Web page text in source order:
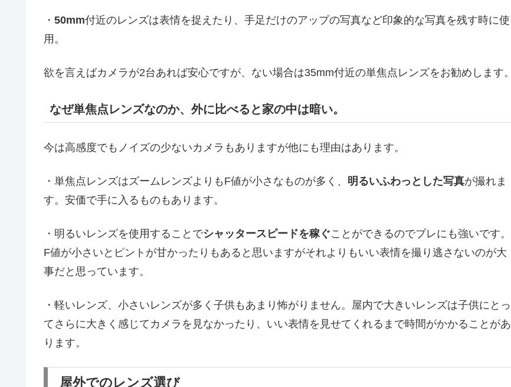
・ 50mm付近のレンズは表情を捉えたり、手足だけのアップの写真など印象的な写真を残す時に使
用。
欲を言えばカメラが2台あれば安心ですが、ない場合は35mm付近の単焦点レンズをお勧めします。
なぜ単焦点レンズなのか、外に比べると家の中は暗い。
今は高感度でもノイズの少ないカメラもありますが他にも理由はあります。
・単焦点レンズはズームレンズよりもF値が小さなものが多く、 明るいふわっとした写真が撮れま
す。安価で手に入るものもあります。
・明るいレンズを使用することでシャッタースピードを稼ぐことができるのでブレにも強いです。
F値が小さいとピントが甘かったりもあると思いますがそれよりもいい表情を撮り逃さないのが大
事だと思っています。
・軽いレンズ、小さいレンズが多く子供もあまり怖がりません。屋内で大きいレンズは子供にとっ
てさらに大きく感じてカメラを見なかったり、いい表情を見せてくれるまで時間がかかることがあ
ります。
屋外でのレンズ選び